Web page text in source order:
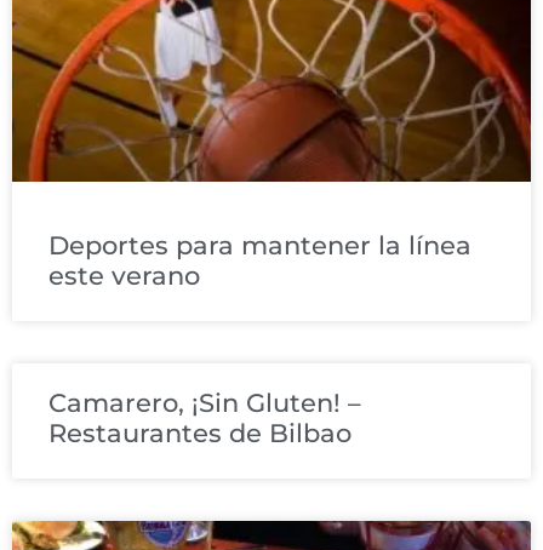
Deportes para mantener la línea
este verano
Camarero, ¡Sin Gluten! –
Restaurantes de Bilbao